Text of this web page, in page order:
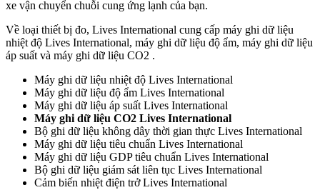
xe vận chuyển chuỗi cung ứng lạnh của bạn.
Về loại thiết bị đo, Lives International cung cấp máy ghi dữ liệu
nhiệt độ Lives International, máy ghi dữ liệu độ ẩm, máy ghi dữ liệu
áp suất và máy ghi dữ liệu CO2 .
Máy ghi dữ liệu nhiệt độ Lives International
Máy ghi dữ liệu độ ẩm Lives International
Máy ghi dữ liệu áp suất Lives International
Máy ghi dữ liệu CO2 Lives International
Bộ ghi dữ liệu không dây thời gian thực Lives International
Máy ghi dữ liệu tiêu chuẩn Lives International
Máy ghi dữ liệu GDP tiêu chuẩn Lives International
Bộ ghi dữ liệu giám sát liên tục Lives International
Cảm biến nhiệt điện trở Lives International